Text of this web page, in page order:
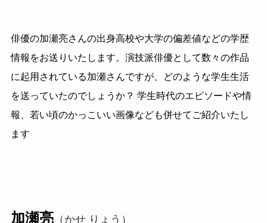
俳優の加瀬亮さんの出身高校や大学の偏差値などの学歴
情報をお送りいたします。演技派俳優として数々の作品
に起用されている加瀬さんですが、どのような学生生活
を送っていたのでしょうか？ 学生時代のエピソードや情
報、若い頃のかっこいい画像なども併せてご紹介いたし
ます
加瀬亮（かせ りょう）